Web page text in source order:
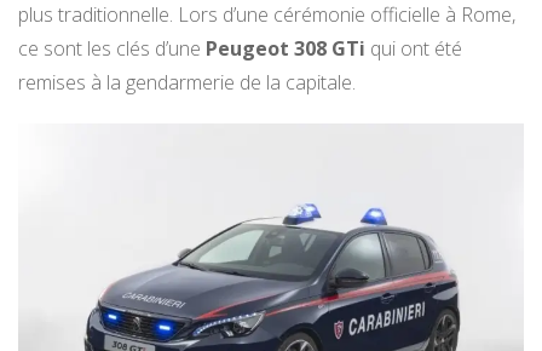
plus traditionnelle. Lors d’une cérémonie officielle à Rome,
ce sont les clés d’une Peugeot 308 GTi qui ont été
remises à la gendarmerie de la capitale.